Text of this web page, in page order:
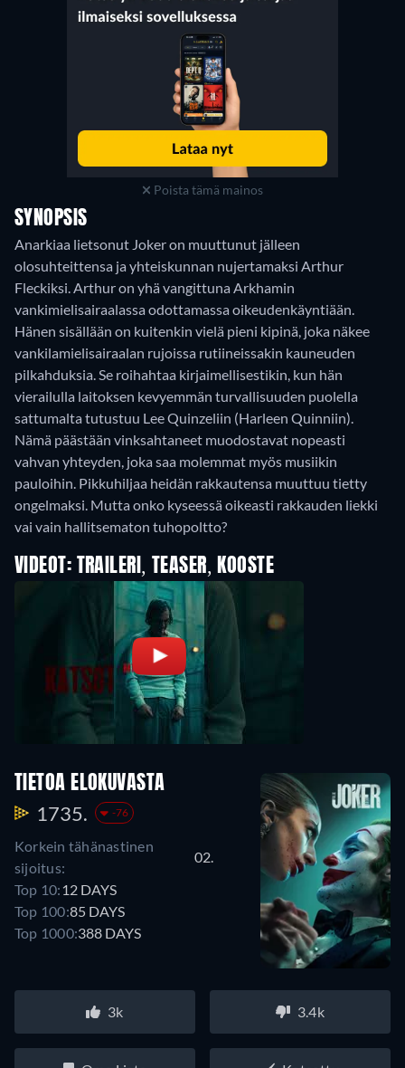
Poista tämä mainos
SYNOPSIS
Anarkiaa lietsonut Joker on muuttunut jälleen
olosuhteittensa ja yhteiskunnan nujertamaksi Arthur
Fleckiksi. Arthur on yhä vangittuna Arkhamin
vankimielisairaalassa odottamassa oikeudenkäyntiään.
Hänen sisällään on kuitenkin vielä pieni kipinä, joka näkee
vankilamielisairaalan rujoissa rutiineissakin kauneuden
pilkahduksia. Se roihahtaa kirjaimellisestikin, kun hän
vierailulla laitoksen kevyemmän turvallisuuden puolella
sattumalta tutustuu Lee Quinzeliin (Harleen Quinniin).
Nämä päästään vinksahtaneet muodostavat nopeasti
vahvan yhteyden, joka saa molemmat myös musiikin
pauloihin. Pikkuhiljaa heidän rakkautensa muuttuu tietty
ongelmaksi. Mutta onko kyseessä oikeasti rakkauden liekki
vai vain hallitsematon tuhopoltto?
VIDEOT: TRAILERI, TEASER, KOOSTE
TIETOA ELOKUVASTA
1735. -76
Korkein tähänastinen
sijoitus:
02.
Top 10: 12 DAYS
Top 100:85 DAYS
Top 1000:388 DAYS
3k 3.4k